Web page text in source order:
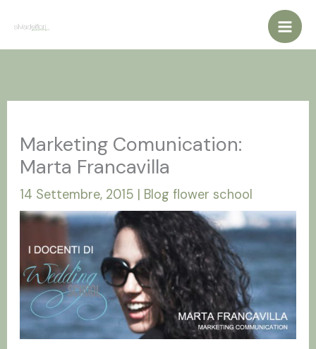
contenuto
Marketing Comunication:
Marta Francavilla
14 Settembre, 2015 | Blog flower school